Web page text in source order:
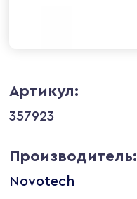
Артикул:
357923
Производитель:
Novotech